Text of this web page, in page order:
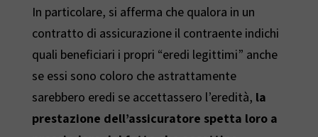
In particolare, si afferma che qualora in un
contratto di assicurazione il contraente indichi
quali beneficiari i propri “eredi legittimi” anche
se essi sono coloro che astrattamente
sarebbero eredi se accettassero l’eredità, la
prestazione dell’assicuratore spetta loro a